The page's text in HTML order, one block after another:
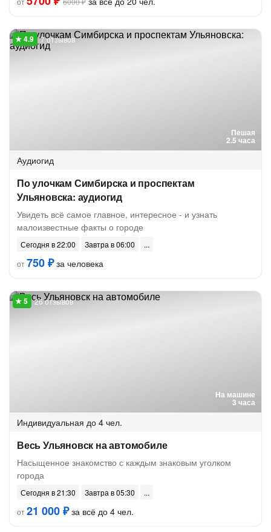
Пешая
2.5 часа
7 отзывов
Аудиогид
По улочкам Симбирска и проспектам
Ульяновска: аудиогид
Увидеть всё самое главное, интересное - и узнать
малоизвестные факты о городе
Сегодня в 22:00
Завтра в 06:00
от750 ₽за человека
На машине
3 часа
26 отзывов
Индивидуальная до 4 чел.
Весь Ульяновск на автомобиле
Насыщенное знакомство с каждым знаковым уголком
города
Сегодня в 21:30
Завтра в 05:30
от21 000 ₽за всё до 4 чел.